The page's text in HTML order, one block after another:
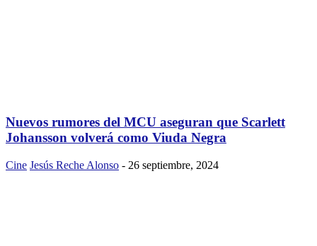
Nuevos rumores del MCU aseguran que Scarlett
Johansson volverá como Viuda Negra
Cine Jesús Reche Alonso - 26 septiembre, 2024